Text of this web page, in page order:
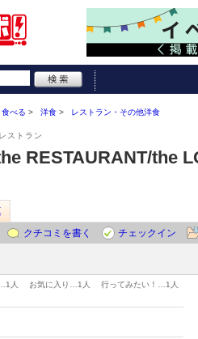
食べる 洋食 レストラン・その他洋食
ストラン
RESTAURANT/the
クチコミを書く
チェックイン
1人 お気に入り… 1人 行ってみたい！… 1人